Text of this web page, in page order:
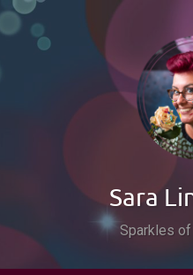
Naar
inhoud
Zoeken
Sara
Sparkles